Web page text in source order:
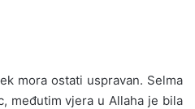
mora ostati uspravan. Selma
međutim vjera u Allaha je bila